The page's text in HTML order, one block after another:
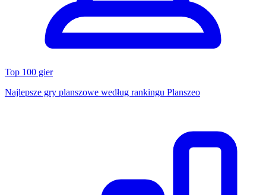
Top 100 gier
Najlepsze gry planszowe według rankingu Planszeo